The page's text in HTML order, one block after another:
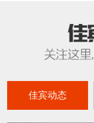
佳宾动态